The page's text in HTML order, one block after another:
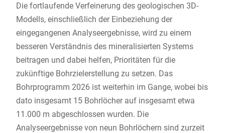
Die fortlaufende Verfeinerung des geologischen 3D-
Modells, einschließlich der Einbeziehung der
eingegangenen Analyseergebnisse, wird zu einem
besseren Verständnis des mineralisierten Systems
beitragen und dabei helfen, Prioritäten für die
zukünftige Bohrzielerstellung zu setzen. Das
Bohrprogramm 2026 ist weiterhin im Gange, wobei bis
dato insgesamt 15 Bohrlöcher auf insgesamt etwa
11.000 m abgeschlossen wurden. Die
Analyseergebnisse von neun Bohrlöchern sind zurzeit